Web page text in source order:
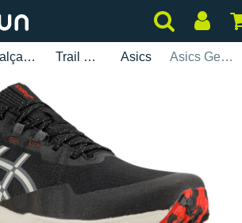
Calçados Trail Running Asics Asics Gel-Venture 11